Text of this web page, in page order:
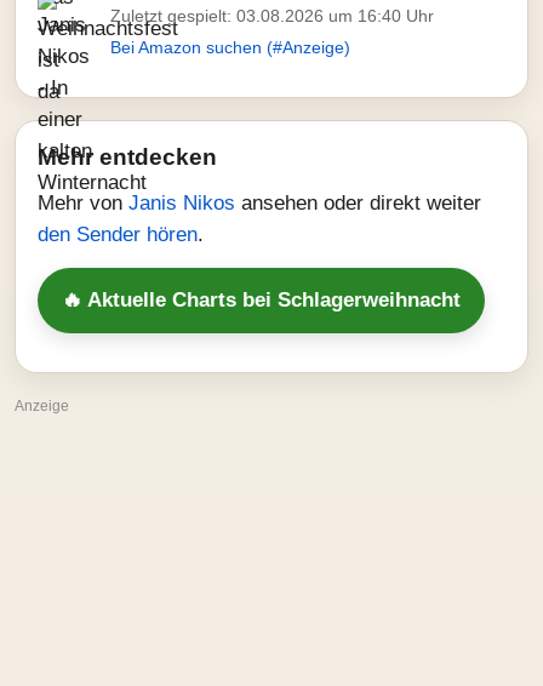
Zuletzt gespielt: 03.08.2026 um 16:40 Uhr
Bei Amazon suchen (#Anzeige)
Mehr entdecken
Mehr von Janis Nikos ansehen oder direkt weiter
den Sender hören.
🔥 Aktuelle Charts bei Schlagerweihnacht
Anzeige